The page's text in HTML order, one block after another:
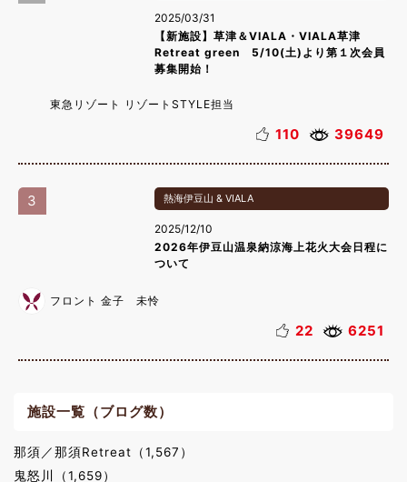
2025/03/31
【新施設】草津＆VIALA・VIALA草津
Retreat green 5/10(土)より第１次会員
募集開始！
東急リゾート リゾートSTYLE担当
110 39649
3 熱海伊豆山 & VIALA
2025/12/10
2026年伊豆山温泉納涼海上花火大会日程に
ついて
フロント 金子 未怜
22 6251
施設一覧（ブログ数）
那須／那須Retreat（1,567）
鬼怒川（1,659）